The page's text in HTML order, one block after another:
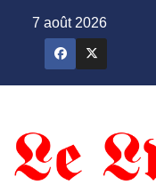
7 août 2026